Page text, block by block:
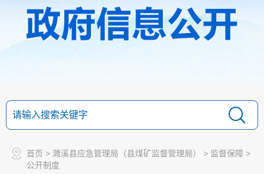
首页 > 濉溪县应急管理局（县煤矿监督管理局） > 监督保障 >
公开制度